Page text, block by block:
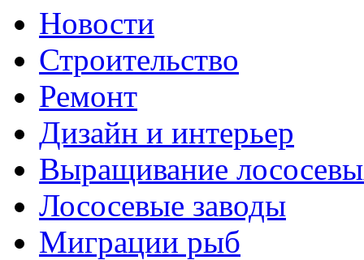
Новости
Строительство
Ремонт
Дизайн и интерьер
Выращивание
Лососевые заводы
Миграции рыб